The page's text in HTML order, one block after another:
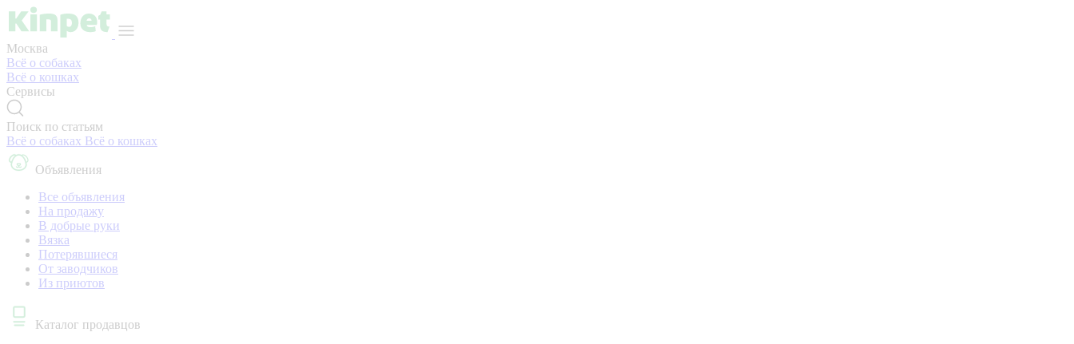
Москва
Всё о собаках
Всё о кошках
Сервисы
Поиск по статьям
Всё о собаках Всё о кошках
Объявления
Все объявления
На продажу
В добрые руки
Вязка
Потерявшиеся
От заводчиков
Из приютов
Каталог продавцов